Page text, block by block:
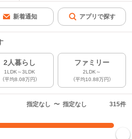
新着通知 アプリで探す
2人暮らし
1LDK～3LDK
（平均8.08万円）
ファミリー
2LDK～
（平均10.88万円）
指定なし 〜 指定なし 315件